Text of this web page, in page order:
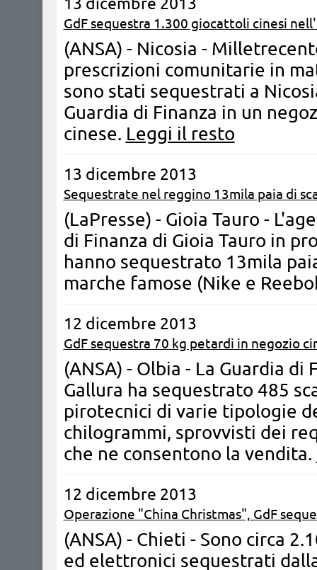
GdF sequestra 1.300 giocattoli cinesi
(ANSA) - Nicosia -
prescrizioni comunitarie in
sono stati sequestrati a
Guardia di Finanza in un
cinese. Leggi il resto
13 dicembre 2013
Sequestrate nel reggino 13mila paia di
(LaPresse) - Gioia Tauro -
di Finanza di Gioia Tauro in
hanno sequestrato 13mila
marche famose (Nike e
12 dicembre 2013
GdF sequestra 70 kg petardi in negozio
(ANSA) - Olbia - ​La Guardia di
Gallura ha sequestrato 485
pirotecnici di varie tipologie
chilogrammi, sprovvisti dei
che ne consentono la vendita.
12 dicembre 2013
Operazione "China Christmas", GdF
(ANSA) - Chieti - Sono circa
ed elettronici sequestrati